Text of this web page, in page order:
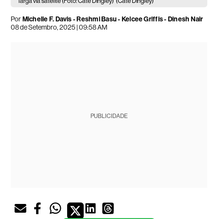
PorMichelle F. Davis - Reshmi Basu - Kelcee Griffis - Dinesh Nair
08 de Setembro, 2025 | 09:58 AM
PUBLICIDADE